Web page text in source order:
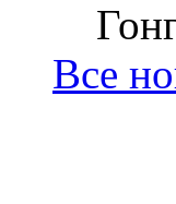
Все